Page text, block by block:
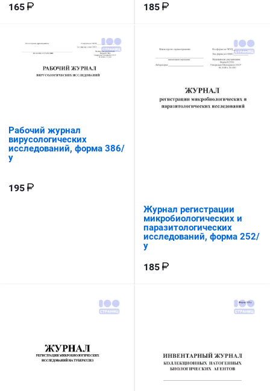
165 185
Рабочий журнал
вирусологических
исследований, форма 386/
у
195
Журнал регистрации
микробиологических и
паразитологических
исследований, форма 252/
у
185